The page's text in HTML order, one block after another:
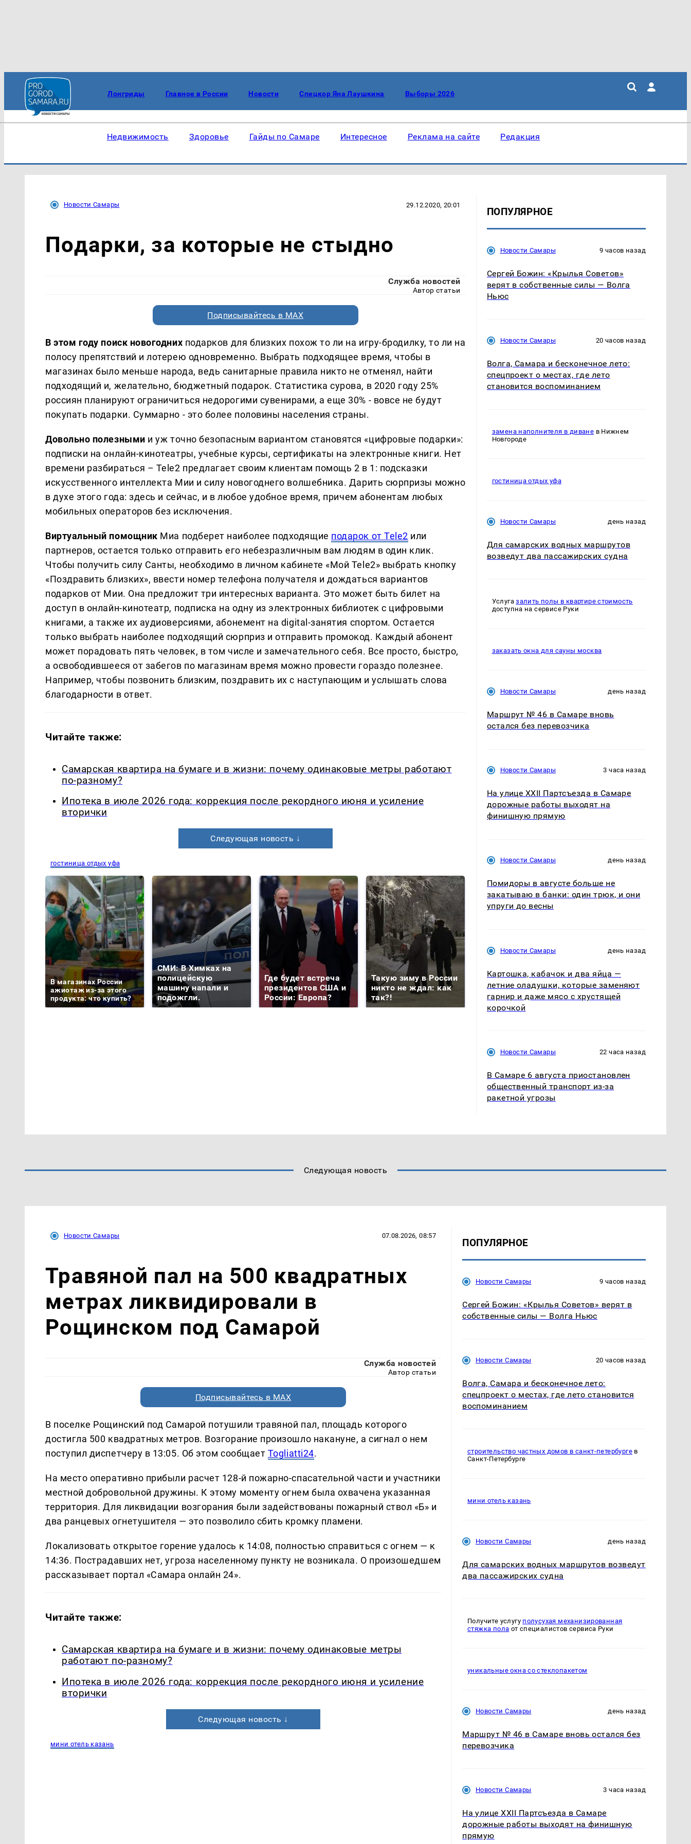
Лонгриды Главное в России Новости Спецкор Яна Лаушкина Выборы 2026
Недвижимость Здоровье Гайды по Самаре Интересное Реклама на сайте Редакция
Новости Самары 29.12.2020, 20:01
Подарки, за которые не стыдно
Служба новостей
Автор статьи
Подписывайтесь в MAX
В этом году поиск новогодних подарков для близких похож то ли на игру-бродилку, то ли на
полосу препятствий и лотерею одновременно. Выбрать подходящее время, чтобы в
магазинах было меньше народа, ведь санитарные правила никто не отменял, найти
подходящий и, желательно, бюджетный подарок. Статистика сурова, в 2020 году 25%
россиян планируют ограничиться недорогими сувенирами, а еще 30% - вовсе не будут
покупать подарки. Суммарно - это более половины населения страны.
Довольно полезными и уж точно безопасным вариантом становятся «цифровые подарки»:
подписки на онлайн-кинотеатры, учебные курсы, сертификаты на электронные книги. Нет
времени разбираться – Tele2 предлагает своим клиентам помощь 2 в 1: подсказки
искусственного интеллекта Мии и силу новогоднего волшебника. Дарить сюрпризы можно
в духе этого года: здесь и сейчас, и в любое удобное время, причем абонентам любых
мобильных операторов без исключения.
Виртуальный помощник Миа подберет наиболее подходящие подарок от Tele2 или
партнеров, остается только отправить его небезразличным вам людям в один клик.
Чтобы получить силу Санты, необходимо в личном кабинете «Мой Tele2» выбрать кнопку
«Поздравить близких», ввести номер телефона получателя и дождаться вариантов
подарков от Мии. Она предложит три интересных варианта. Это может быть билет на
доступ в онлайн-кинотеатр, подписка на одну из электронных библиотек с цифровыми
книгами, а также их аудиоверсиями, абонемент на digital-занятия спортом. Остается
только выбрать наиболее подходящий сюрприз и отправить промокод. Каждый абонент
может порадовать пять человек, в том числе и замечательного себя. Все просто, быстро,
а освободившееся от забегов по магазинам время можно провести гораздо полезнее.
Например, чтобы позвонить близким, поздравить их с наступающим и услышать слова
благодарности в ответ.
Читайте также:
Самарская квартира на бумаге и в жизни: почему одинаковые метры работают
по-разному?
Ипотека в июле 2026 года: коррекция после рекордного июня и усиление
вторички
Следующая новость ↓
гостиница отдых уфа
В магазинах России
ажиотаж из-за этого
продукта: что купить?
СМИ: В Химках на
полицейскую
машину напали и
подожгли.
Где будет встреча
президентов США и
России: Европа?
Такую зиму в России
никто не ждал: как
так?!
На Урале из казны
были украдены 18
миллионов рублей
Как выглядит место
крушение вертолета на
Кавказе: смотреть
ПОПУЛЯРНОЕ
Новости Самары 9 часов назад
Сергей Божин: «Крылья Советов»
верят в собственные силы — Волга
Ньюс
Новости Самары 20 часов назад
Волга, Самара и бесконечное лето:
спецпроект о местах, где лето
становится воспоминанием
замена наполнителя в диване в Нижнем
Новгороде
гостиница отдых уфа
Новости Самары день назад
Для самарских водных маршрутов
возведут два пассажирских судна
Услугазалить полы в квартире стоимость
доступна на сервисе Руки
заказать окна для сауны москва
Новости Самары день назад
Маршрут № 46 в Самаре вновь
остался без перевозчика
Новости Самары 3 часа назад
На улице XXII Партсъезда в Самаре
дорожные работы выходят на
финишную прямую
Новости Самары день назад
Помидоры в августе больше не
закатываю в банки: один трюк, и они
упруги до весны
Новости Самары день назад
Картошка, кабачок и два яйца —
летние оладушки, которые заменяют
гарнир и даже мясо с хрустящей
корочкой
Новости Самары 22 часа назад
В Самаре 6 августа приостановлен
общественный транспорт из-за
ракетной угрозы
Следующая новость
Новости Самары 07.08.2026, 08:57
Травяной пал на 500 квадратных
метрах ликвидировали в
Рощинском под Самарой
Служба новостей
Автор статьи
Подписывайтесь в MAX
В поселке Рощинский под Самарой потушили травяной пал, площадь которого
достигла 500 квадратных метров. Возгорание произошло накануне, а сигнал о нем
поступил диспетчеру в 13:05. Об этом сообщает Togliatti24.
На место оперативно прибыли расчет 128-й пожарно-спасательной части и участники
местной добровольной дружины. К этому моменту огнем была охвачена указанная
территория. Для ликвидации возгорания были задействованы пожарный ствол «Б» и
два ранцевых огнетушителя — это позволило сбить кромку пламени.
Локализовать открытое горение удалось к 14:08, полностью справиться с огнем — к
14:36. Пострадавших нет, угроза населенному пункту не возникала. О произошедшем
рассказывает портал «Самара онлайн 24».
Читайте также:
Самарская квартира на бумаге и в жизни: почему одинаковые метры
работают по-разному?
Ипотека в июле 2026 года: коррекция после рекордного июня и усиление
вторички
Следующая новость ↓
мини отель казань
ПОПУЛЯРНОЕ
Новости Самары 9 часов назад
Сергей Божин: «Крылья Советов» верят в
собственные силы — Волга Ньюс
Новости Самары 20 часов назад
Волга, Самара и бесконечное лето:
спецпроект о местах, где лето становится
воспоминанием
строительство частных домов в санкт-петербурге в
Санкт-Петербурге
мини отель казань
Новости Самары день назад
Для самарских водных маршрутов возведут
два пассажирских судна
Получите услугу полусухая механизированная
стяжка пола от специалистов сервиса Руки
уникальные окна со стеклопакетом
Новости Самары день назад
Маршрут № 46 в Самаре вновь остался без
перевозчика
Новости Самары 3 часа назад
На улице XXII Партсъезда в Самаре
дорожные работы выходят на финишную
прямую